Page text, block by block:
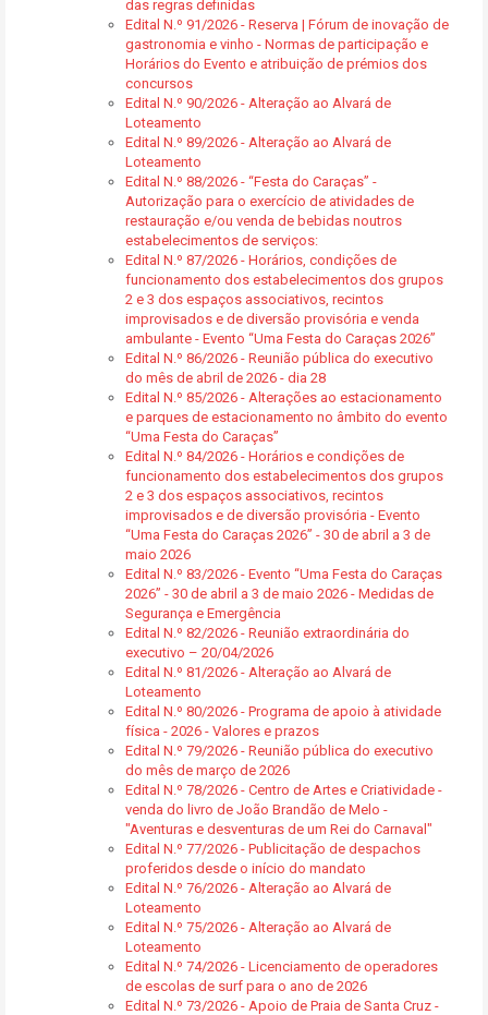
das regras definidas
Edital N.º 91/2026 - Reserva | Fórum de inovação de
gastronomia e vinho - Normas de participação e
Horários do Evento e atribuição de prémios dos
concursos
Edital N.º 90/2026 - Alteração ao Alvará de
Loteamento
Edital N.º 89/2026 - Alteração ao Alvará de
Loteamento
Edital N.º 88/2026 - “Festa do Caraças” -
Autorização para o exercício de atividades de
restauração e/ou venda de bebidas noutros
estabelecimentos de serviços:
Edital N.º 87/2026 - Horários, condições de
funcionamento dos estabelecimentos dos grupos
2 e 3 dos espaços associativos, recintos
improvisados e de diversão provisória e venda
ambulante - Evento “Uma Festa do Caraças 2026”
Edital N.º 86/2026 - Reunião pública do executivo
do mês de abril de 2026 - dia 28
Edital N.º 85/2026 - Alterações ao estacionamento
e parques de estacionamento no âmbito do evento
“Uma Festa do Caraças”
Edital N.º 84/2026 - Horários e condições de
funcionamento dos estabelecimentos dos grupos
2 e 3 dos espaços associativos, recintos
improvisados e de diversão provisória - Evento
“Uma Festa do Caraças 2026” - 30 de abril a 3 de
maio 2026
Edital N.º 83/2026 - Evento “Uma Festa do Caraças
2026” - 30 de abril a 3 de maio 2026 - Medidas de
Segurança e Emergência
Edital N.º 82/2026 - Reunião extraordinária do
executivo – 20/04/2026
Edital N.º 81/2026 - Alteração ao Alvará de
Loteamento
Edital N.º 80/2026 - Programa de apoio à atividade
física - 2026 - Valores e prazos
Edital N.º 79/2026 - Reunião pública do executivo
do mês de março de 2026
Edital N.º 78/2026 - Centro de Artes e Criatividade -
venda do livro de João Brandão de Melo -
"Aventuras e desventuras de um Rei do Carnaval"
Edital N.º 77/2026 - Publicitação de despachos
proferidos desde o início do mandato
Edital N.º 76/2026 - Alteração ao Alvará de
Loteamento
Edital N.º 75/2026 - Alteração ao Alvará de
Loteamento
Edital N.º 74/2026 - Licenciamento de operadores
de escolas de surf para o ano de 2026
Edital N.º 73/2026 - Apoio de Praia de Santa Cruz -